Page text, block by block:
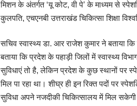
मिशन के अंतर्गत ‘यू कोट, वी पे’ के माध्यम से
कुलपति, एचएनबी उत्तराखंड चिकित्सा शिक्षा
सचिव स्वास्थ्य डा. आर राजेश कुमार ने बताया कि
बताया कि प्रदेश के पहाड़ी जिलों में स्वास्थ्य
सुविधाएं तो है, लेकिन प्रदेश के कुछ स्थानों पर
मिल पा रहा था। शीघ्र ही इन रिक्त पदों पर
सुविधा अपने नजदीकी चिकित्सालय में मिल सकेगी